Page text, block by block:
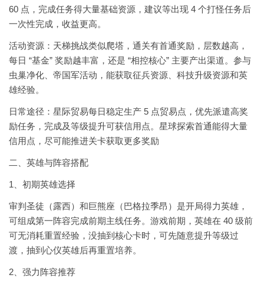
60 点，完成任务得大量基础资源，建议等出现 4 个打怪任务后
一次性完成，收益更高。
活动资源：天梯挑战类似爬塔，通关有首通奖励，层数越高，
每日 “基金” 奖励越丰富，还是 “相控核心” 主要产出渠道。参与
虫巢净化、帝国军活动，能获取征兵资源、科技升级资源和英
雄经验。
日常途径：星际贸易每日稳定生产 5 点贸易点，优先派遣高奖
励任务，完成及等级提升可获信用点。星球探索首通能得大量
信用点，尽可能推进关卡获取更多奖励
二、英雄与阵容搭配
1、初期英雄选择
审判圣徒（露西）和巨熊座（巴格拉季昂）是开局得力英雄，
可组成第一阵容完成前期主线任务。游戏前期，英雄在 40 级前
可无消耗重置经验，没抽到核心卡时，可先随意提升等级过
渡，抽到心仪英雄后再重置培养。
2、强力阵容推荐